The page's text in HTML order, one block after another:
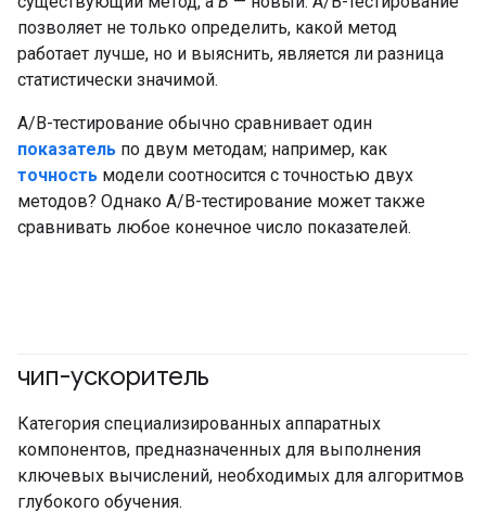
позволяет не только определить, какой метод
работает лучше, но и выяснить, является ли разница
статистически значимой.
A/B-тестирование обычно сравнивает один
показатель по двум методам; например, как
точность модели соотносится с точностью двух
методов? Однако A/B-тестирование может также
сравнивать любое конечное число показателей.
чип-ускоритель
Категория специализированных аппаратных
компонентов, предназначенных для выполнения
ключевых вычислений, необходимых для алгоритмов
глубокого обучения.